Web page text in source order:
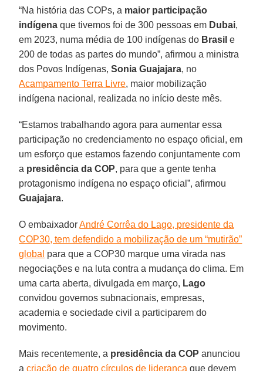
“Na história das COPs, a maior participação
indígena que tivemos foi de 300 pessoas em Dubai,
em 2023, numa média de 100 indígenas do Brasil e
200 de todas as partes do mundo”, afirmou a ministra
dos Povos Indígenas,Sonia Guajajara, no
Acampamento Terra Livre, maior mobilização
indígena nacional, realizada no início deste mês.
“Estamos trabalhando agora para aumentar essa
participação no credenciamento no espaço oficial, em
um esforço que estamos fazendo conjuntamente com
a presidência da COP, para que a gente tenha
protagonismo indígena no espaço oficial”, afirmou
Guajajara.
O embaixadorAndré Corrêa do Lago, presidente da
COP30, tem defendido a mobilização de um “mutirão”
global para que a COP30 marque uma virada nas
negociações e na luta contra a mudança do clima. Em
uma carta aberta, divulgada em março, Lago
convidou governos subnacionais, empresas,
academia e sociedade civil a participarem do
movimento.
Mais recentemente, a presidência da COP anunciou
acriação de quatro círculos de liderança que devem